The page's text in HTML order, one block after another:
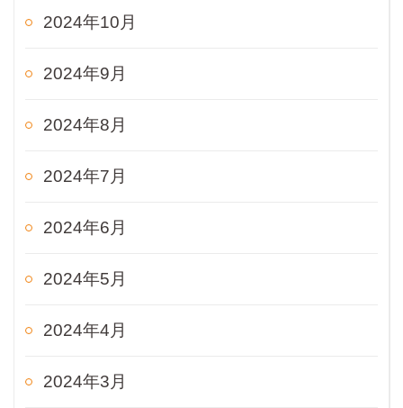
2024年10月
2024年9月
2024年8月
2024年7月
2024年6月
2024年5月
2024年4月
2024年3月